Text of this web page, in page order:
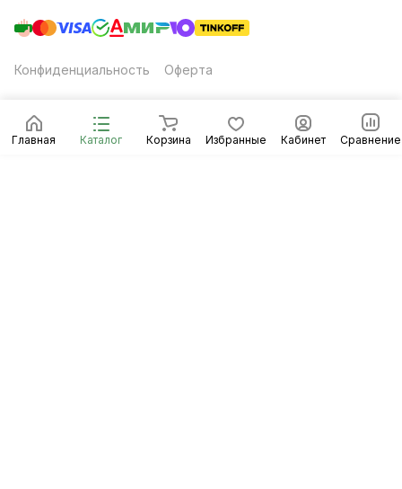
Главная Каталог Корзина Избранные Кабинет Сравнение
Конфиденциальность Оферта